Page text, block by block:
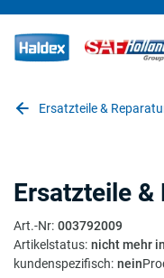
Ersatzteile &
Ersatzteile &
Art.-Nr: 003792009
Artikelstatus: nicht mehr
kundenspezifisch: nein